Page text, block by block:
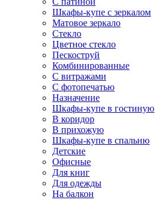
Шкафы-купе с зеркалом
Матовое зеркало
Стекло
Цветное стекло
Пескоструй
Комбинированные
С витражами
С фотопечатью
Назначение
Шкафы-купе в гостиную
В коридор
В прихожую
Шкафы-купе в спальню
Детские
Офисные
Для книг
Для одежды
На балкон